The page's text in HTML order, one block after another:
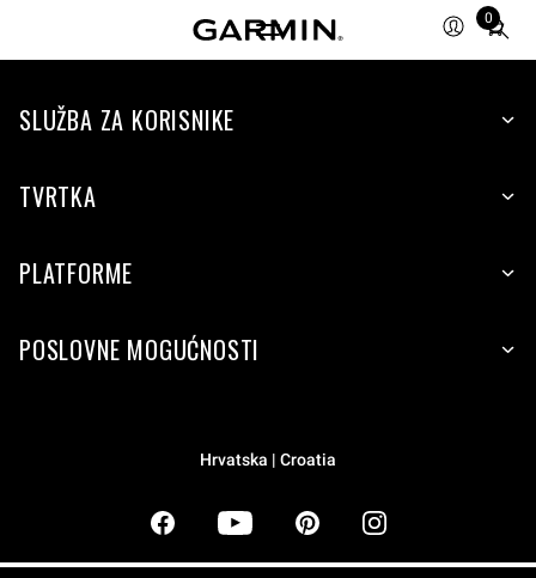
0
Total
items
cart:
SLUŽBA ZA KORISNIKE
TVRTKA
PLATFORME
POSLOVNE MOGUĆNOSTI
Hrvatska | Croatia